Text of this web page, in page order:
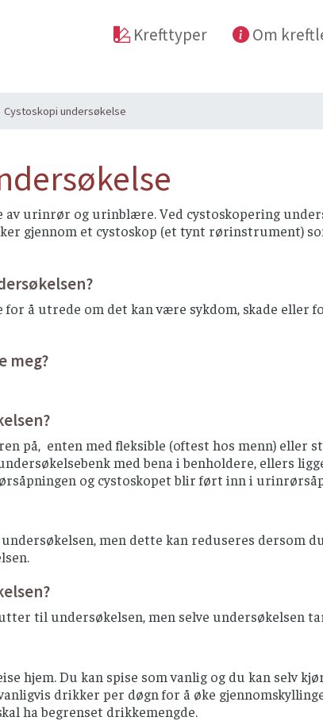
Krefttyper Om
Cystoskopi undersøkelse
av urinrør og urinblære. Ved cystoskopering
gjennom et cystoskop (et tynt rørinstrument)
for å utrede om det kan være sykdom, skade
meg?
på, enten med fleksible (oftest hos menn) eller
med bena i benholdere, ellers
og cystoskopet blir ført inn i
men dette kan reduseres dersom
til undersøkelsen, men selve undersøkelsen
hjem. Du kan spise som vanlig og du kan selv
drikker per døgn for å øke
ha begrenset drikkemengde.